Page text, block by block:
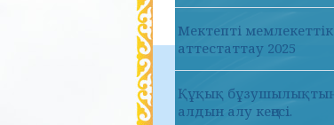
Мектепті мемлекеттік
аттестаттау 2025
Құқық бұзушылықтың
алдын алу кеңесі.